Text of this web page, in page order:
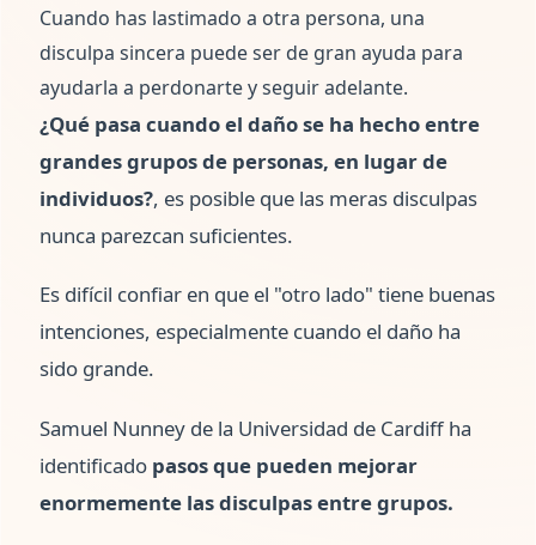
Cuando has lastimado a otra persona, una
disculpa sincera puede ser de gran ayuda para
ayudarla a perdonarte y seguir adelante.
¿Qué pasa cuando el daño se ha hecho entre
grandes grupos de personas, en lugar de
individuos?, es posible que las meras disculpas
nunca parezcan suficientes.
Es difícil confiar en que el "otro lado" tiene buenas
intenciones, especialmente cuando el daño ha
sido grande.
Samuel Nunney de la Universidad de Cardiff ha
identificado pasos que pueden mejorar
enormemente las disculpas entre grupos.